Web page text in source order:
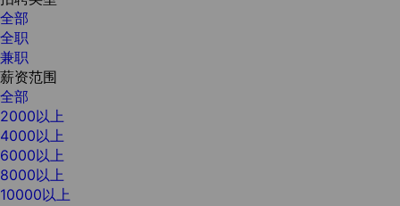
全部
全职
兼职
薪资范围
全部
2000以上
4000以上
6000以上
8000以上
10000以上